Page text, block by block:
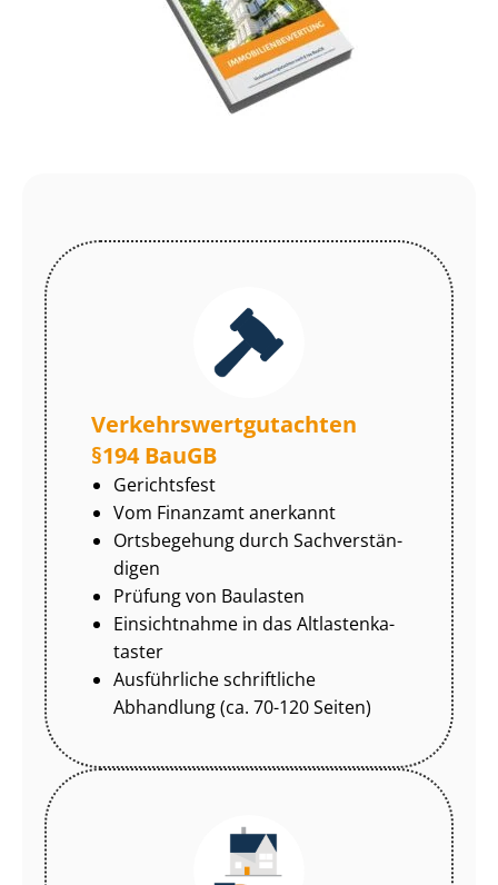
Ver­kehrs­wert­gut­ach­ten
§194 BauGB
Gerichtsfest
Vom Finanzamt anerkannt
Ortsbegehung durch Sach­ver­stän­
di­gen
Prüfung von Baulasten
Einsichtnahme in das Alt­las­ten­ka­
tas­ter
Ausführliche schriftliche
Abhandlung (ca. 70-120 Seiten)